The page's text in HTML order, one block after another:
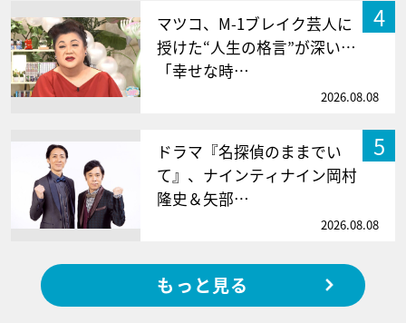
4
マツコ、M-1ブレイク芸人に
授けた“人生の格言”が深い…
「幸せな時…
2026.08.08
5
ドラマ『名探偵のままでい
て』、ナインティナイン岡村
隆史＆矢部…
2026.08.08
もっと見る